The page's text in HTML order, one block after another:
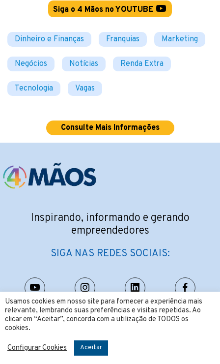
Siga o 4 Mãos no YOUTUBE
Dinheiro e Finanças Franquias Marketing
Negócios Notícias Renda Extra
Tecnologia Vagas
Consulte Mais Informações
Usamos cookies em nosso site para fornecer a experiência mais
relevante, lembrando suas preferências e visitas repetidas. Ao
clicar em “Aceitar”, concorda com a utilização de TODOS os
cookies.
Configurar Cookies Aceitar
Inspirando, informando e gerando
empreendedores
SIGA NAS REDES SOCIAIS:
CONTATO:
contato@4maos.com.br